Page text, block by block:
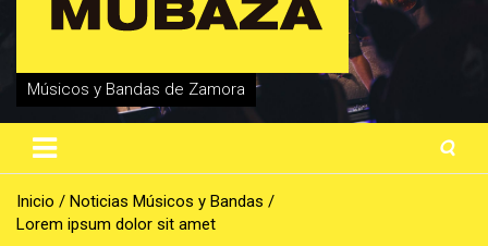
Músicos y Bandas de Zamora
Inicio
Noticias Músicos y Bandas
Lorem ipsum dolor sit amet